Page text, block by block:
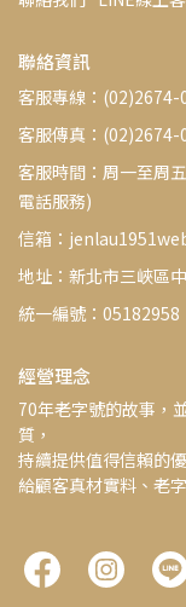
聯絡資訊
客服專線：(02)2674-
客服傳真：(02)2674-
客服時間：周一至周
電話服務)
信箱：
地址：新北市三峽區
統一編號：05182958
經營理念
70年老字號的故事，
質，
持續提供值得信賴的
給顧客真材實料、老